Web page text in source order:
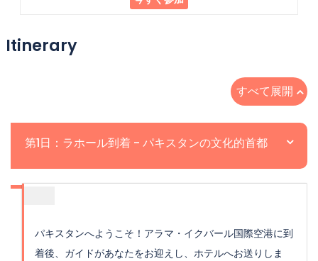
Itinerary
すべて展開
第1日：ラホール到着 - パキスタンの文化的首都
パキスタンへようこそ！アラマ・イクバール国際空港に到
着後、ガイドがあなたをお迎えし、ホテルへお送りしま